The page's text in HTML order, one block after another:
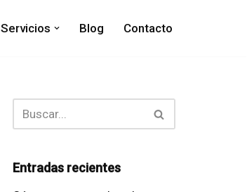
Servicios Blog Contacto
Entradas recientes